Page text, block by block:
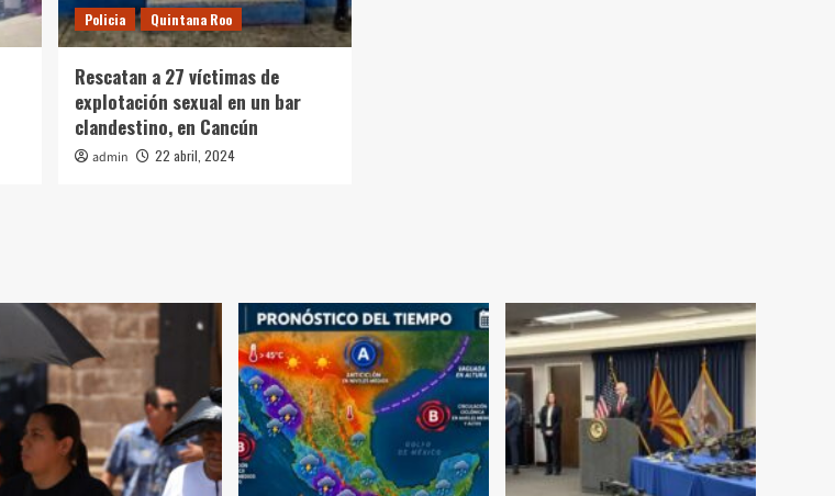
Policia Quintana Roo
Rescatan a 27 víctimas de
explotación sexual en un bar
clandestino, en Cancún
admin 22 abril, 2024